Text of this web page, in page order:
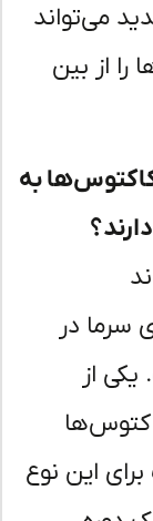
بین
به
در
از
این نوع